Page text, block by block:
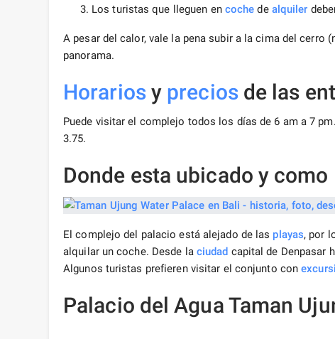
Los turistas que lleguen en coche de alquiler
A pesar del calor, vale la pena subir a la cima del cerro
panorama.
Horariosy preciosde las
Puede visitar el complejo todos los días de 6 am a 7
3.75.
Donde esta ubicado y
El complejo del palacio está alejado de las playas, por
alquilar un coche. Desde la ciudad capital de Denpasar
Algunos turistas prefieren visitar el conjunto con
Palacio del Agua Taman